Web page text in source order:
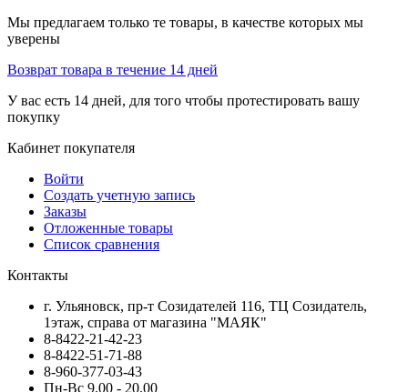
Мы предлагаем только те товары, в качестве которых мы
уверены
Возврат товара в течение 14 дней
У вас есть 14 дней, для того чтобы протестировать вашу
покупку
Кабинет покупателя
Войти
Создать учетную запись
Заказы
Отложенные товары
Список сравнения
Контакты
г. Ульяновск, пр-т Созидателей 116, ТЦ Созидатель,
1этаж, справа от магазина "МАЯК"
8-8422-21-42-23
8-8422-51-71-88
8-960-377-03-43
Пн-Вс 9.00 - 20.00